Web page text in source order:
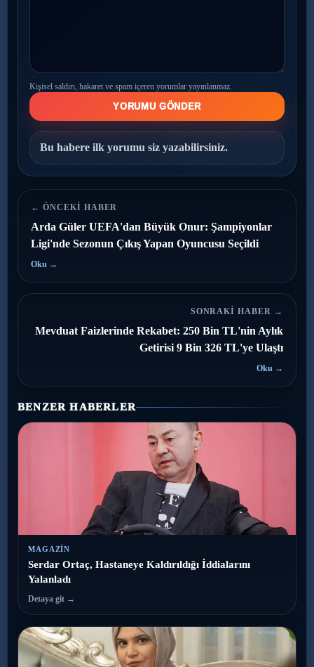
Kişisel saldırı, hakaret ve spam içeren yorumlar yayınlanmaz.
YORUMU GÖNDER
Bu habere ilk yorumu siz yazabilirsiniz.
← ÖNCEKI HABER
Arda Güler UEFA'dan Büyük Onur: Şampiyonlar
Ligi'nde Sezonun Çıkış Yapan Oyuncusu Seçildi
Oku →
SONRAKI HABER →
Mevduat Faizlerinde Rekabet: 250 Bin TL'nin Aylık
Getirisi 9 Bin 326 TL'ye Ulaştı
Oku →
BENZER HABERLER
MAGAZIN
Serdar Ortaç, Hastaneye Kaldırıldığı İddialarını
Yalanladı
Detaya git →